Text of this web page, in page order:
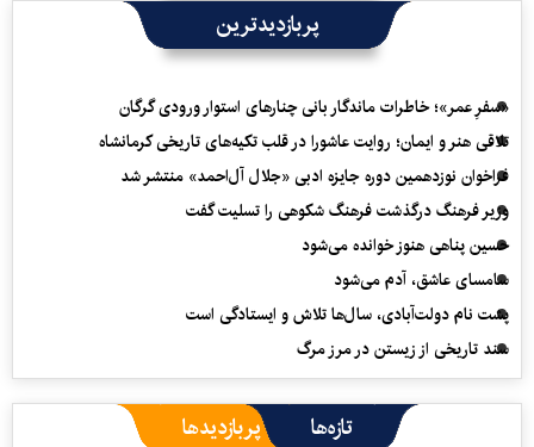
پربازدیدترین
«سفرِ عمر»؛ خاطرات ماندگار بانی چنارهای استوار ورودی گرگان
تلاقی هنر و ایمان؛ روایت عاشورا در قلب تکیه‌های تاریخی کرمانشاه
فراخوان نوزدهمین دوره جایزه ادبی «جلال آل‌احمد» منتشر شد
وزیر فرهنگ درگذشت فرهنگ شکوهی را تسلیت گفت
حسین پناهی هنوز خوانده می‌شود
سامسای عاشق، آدم می‌شود
پشت نام دولت‌آبادی، سال‌ها تلاش و ایستادگی است
سند تاریخی از زیستن در مرز مرگ
تازه‌ها پربازدیدها